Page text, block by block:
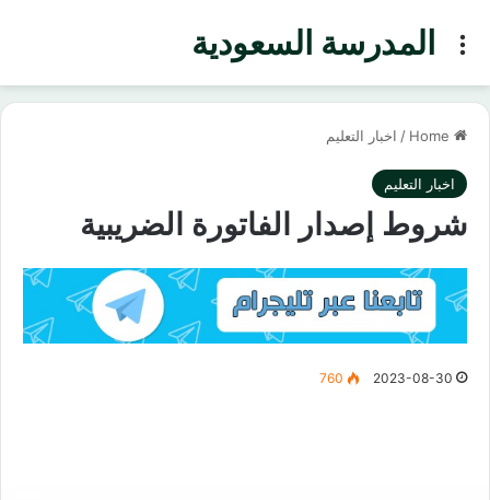
المدرسة السعوديةMenu
/ اخبار التعليم
اخبار التعليم
شروط إصدار الفاتورة الضريبية
2023-08-30
760